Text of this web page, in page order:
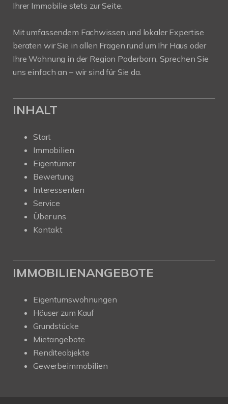
Ihrer Immobilie stets zur Seite.
Mit umfassendem Fachwissen und lokaler Expertise
beraten wir Sie in allen Fragen rund um Ihr Haus oder
Ihre Wohnung in der Region Paderborn. Sprechen Sie
uns einfach an – wir sind für Sie da.
INHALT
Start
Immobilien
Eigentümer
Bewertung
Interessenten
Service
Über uns
Kontakt
IMMOBILIENANGEBOTE
Eigentumswohnungen
Häuser zum Kauf
Grundstücke
Mietangebote
Renditeobjekte
Gewerbeimmobilien